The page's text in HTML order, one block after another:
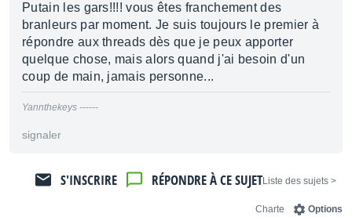
Putain les gars!!!! vous êtes franchement des
branleurs par moment. Je suis toujours le premier à
répondre aux threads dès que je peux apporter
quelque chose, mais alors quand j'ai besoin d'un
coup de main, jamais personne...
Yannthekeys ------
signaler
< Liste des sujets
RÉPONDRE À CE SUJET
S'INSCRIRE
Options
Charte